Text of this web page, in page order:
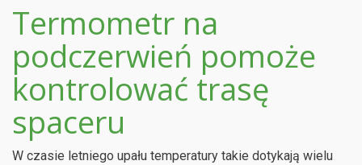
Termometr na
podczerwień pomoże
kontrolować trasę
spaceru
W czasie letniego upału temperatury takie dotykają wielu